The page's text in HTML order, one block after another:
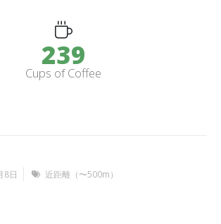
287
Cups of Coffee
8日 近距離（〜500m）